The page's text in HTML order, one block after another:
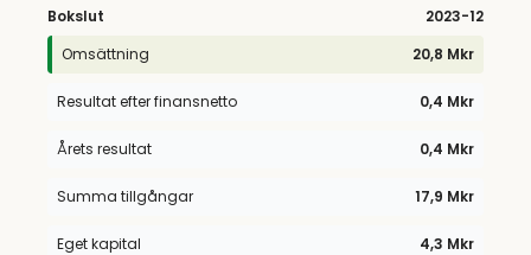
Bokslut 2023-12
Omsättning
20,8 Mkr
Resultat efter finansnetto 0,4 Mkr
Årets resultat 0,4 Mkr
Summa tillgångar 17,9 Mkr
Eget kapital 4,3 Mkr